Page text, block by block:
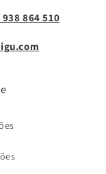
938 864 510